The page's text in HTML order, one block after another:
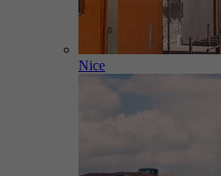
Nice